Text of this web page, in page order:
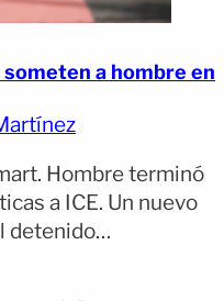
a hombre en
Hombre terminó
a ICE. Un nuevo
detenido
en Estados